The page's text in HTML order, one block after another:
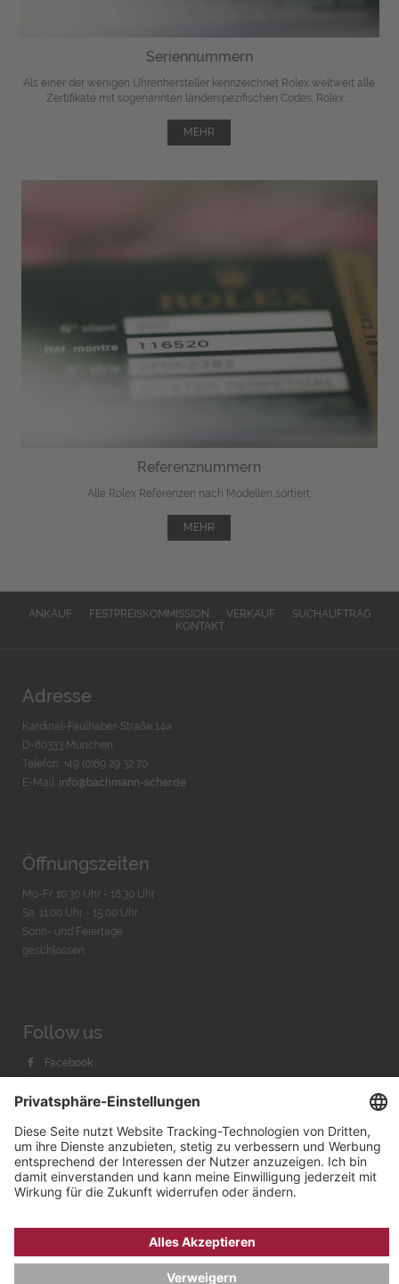
Seriennummern
Als einer der wenigen Uhrenhersteller kennzeichnet Rolex weltweit alle
Zertifikate mit sogenannten länderspezifischen Codes. Rolex ...
MEHR
Referenznummern
Alle Rolex Referenzen nach Modellen sortiert.
MEHR
ANKAUF FESTPREISKOMMISSION VERKAUF
SUCHAUFTRAG
KONTAKT
Adresse
Kardinal-Faulhaber-Straße 14a
D-80333 München
Telefon: +49 (0)89 29 32 70
E-Mail: info@bachmann-scher.de
Öffnungszeiten
Mo-Fr. 10:30 Uhr - 18:30 Uhr
Sa. 11:00 Uhr - 15.00 Uhr
Sonn- und Feiertage
geschlossen
Follow us
Facebook
Youtube
IMPRESSUM